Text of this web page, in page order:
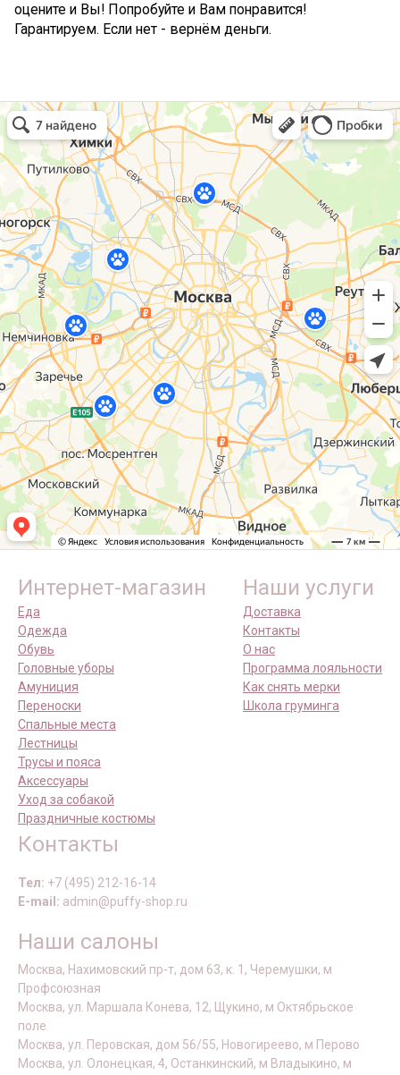
оцените и Вы! Попробуйте и Вам понравится!
Гарантируем. Если нет - вернём деньги.
Интернет-магазин
Еда
Одежда
Обувь
Головные уборы
Амуниция
Переноски
Спальные места
Лестницы
Трусы и пояса
Аксессуары
Уход за собакой
Праздничные костюмы
Наши услуги
Доставка
Контакты
О нас
Программа лояльности
Как снять мерки
Школа груминга
Контакты
Тел: +7 (495) 212-16-14
E-mail: admin@puffy-shop.ru
Наши салоны
Москва, Нахимовский пр-т, дом 63, к. 1, Черемушки, м
Профсоюзная
Москва, ул. Маршала Конева, 12, Щукино, м Октябрьское
поле
Москва, ул. Перовская, дом 56/55, Новогиреево, м Перово
Москва, ул. Олонецкая, 4, Останкинский, м Владыкино, м